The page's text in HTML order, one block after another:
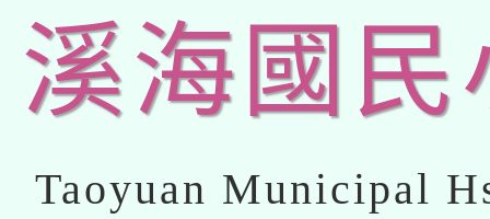
溪海國民
Taoyuan Municipal